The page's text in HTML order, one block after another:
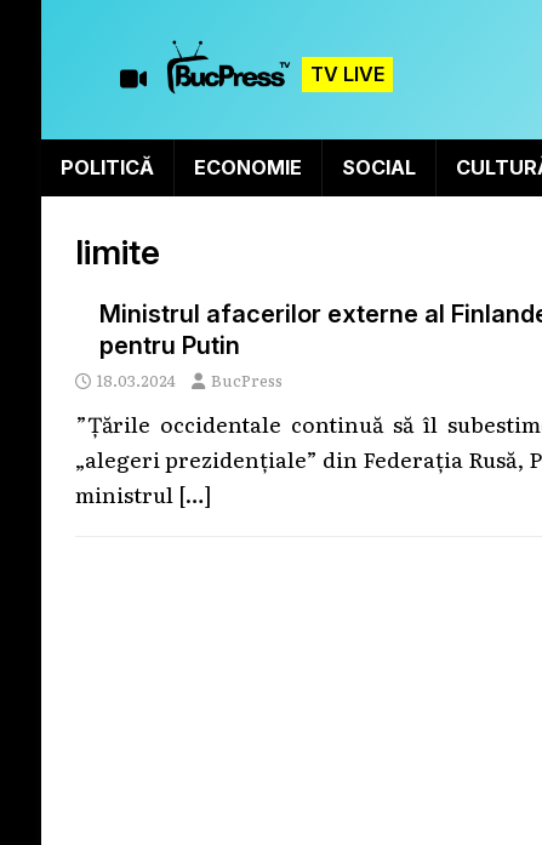
TV LIVE
POLITICĂ ECONOMIE SOCIAL
limite
Ministrul afacerilor externe al
pentru Putin
18.03.2024 BucPress
”Țările occidentale continuă să îl
„alegeri prezidențiale” din Federația Rusă,
ministrul […]